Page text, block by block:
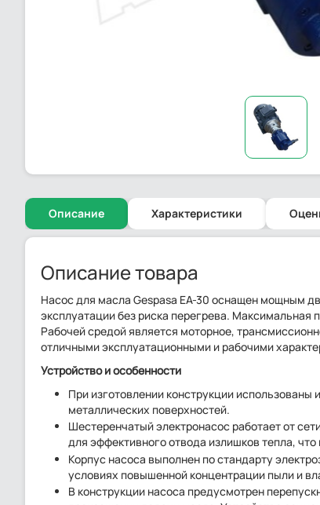
Описание Характеристики
Описание товара
Насос для масла Gespasa EA-30 оснащен мощным
эксплуатации без риска перегрева.
Рабочей средой является моторное,
отличными эксплуатационными и рабочими
Устройство и особенности
При изготовлении конструкции использованы
металлических поверхностей.
Шестеренчатый электронасос работает от
для эффективного отвода излишков тепла,
Корпус насоса выполнен по стандарту
условиях повышенной концентрации пыли и
В конструкции насоса предусмотрен